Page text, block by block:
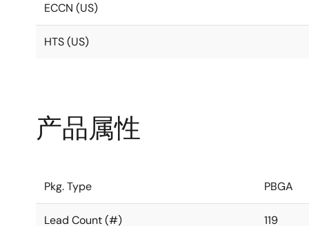
ECCN (US)
HTS (US)
产品属性
Pkg. Type PBGA
Lead Count (#) 119